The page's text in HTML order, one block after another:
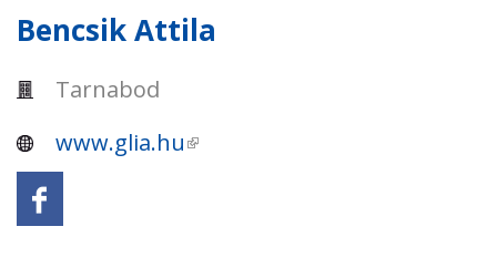
Bencsik Attila
Tarnabod
www.glia.hu(külső hivatkozás)